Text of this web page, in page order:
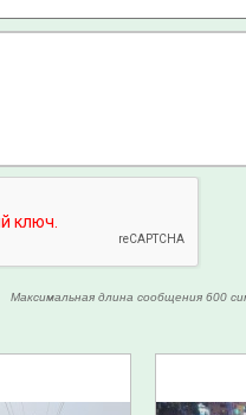
Максимальная длина сообщения 600